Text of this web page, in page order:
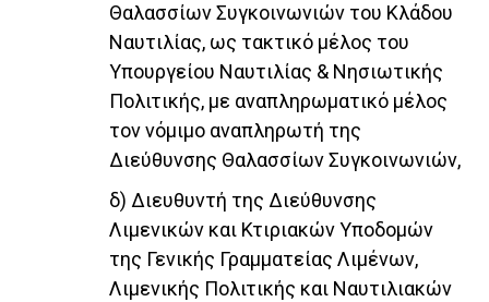
Θαλασσίων Συγκοινωνιών του Κλάδου
Ναυτιλίας, ως τακτικό μέλος του
Υπουργείου Ναυτιλίας & Νησιωτικής
Πολιτικής, με αναπληρωματικό μέλος
τον νόμιμο αναπληρωτή της
Διεύθυνσης Θαλασσίων Συγκοινωνιών,
δ) Διευθυντή της Διεύθυνσης
Λιμενικών και Κτιριακών Υποδομών
της Γενικής Γραμματείας Λιμένων,
Λιμενικής Πολιτικής και Ναυτιλιακών